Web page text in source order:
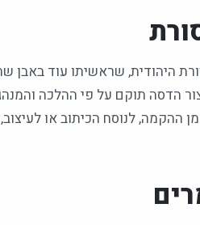
היהודית, שראשיתו עוד באבן
הדסה תוקם על פי ההלכה
ההקמה, לנוסח הכיתוב או